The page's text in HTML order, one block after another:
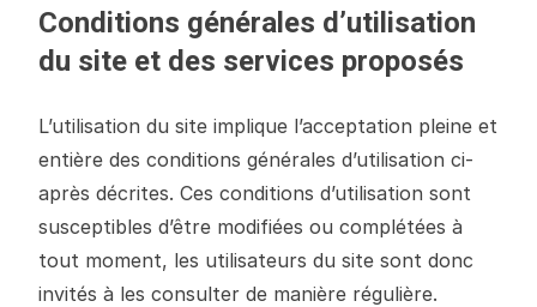
Conditions générales d’utilisation
du site et des services proposés
L’utilisation du site implique l’acceptation pleine et
entière des conditions générales d’utilisation ci-
après décrites. Ces conditions d’utilisation sont
susceptibles d’être modifiées ou complétées à
tout moment, les utilisateurs du site sont donc
invités à les consulter de manière régulière.